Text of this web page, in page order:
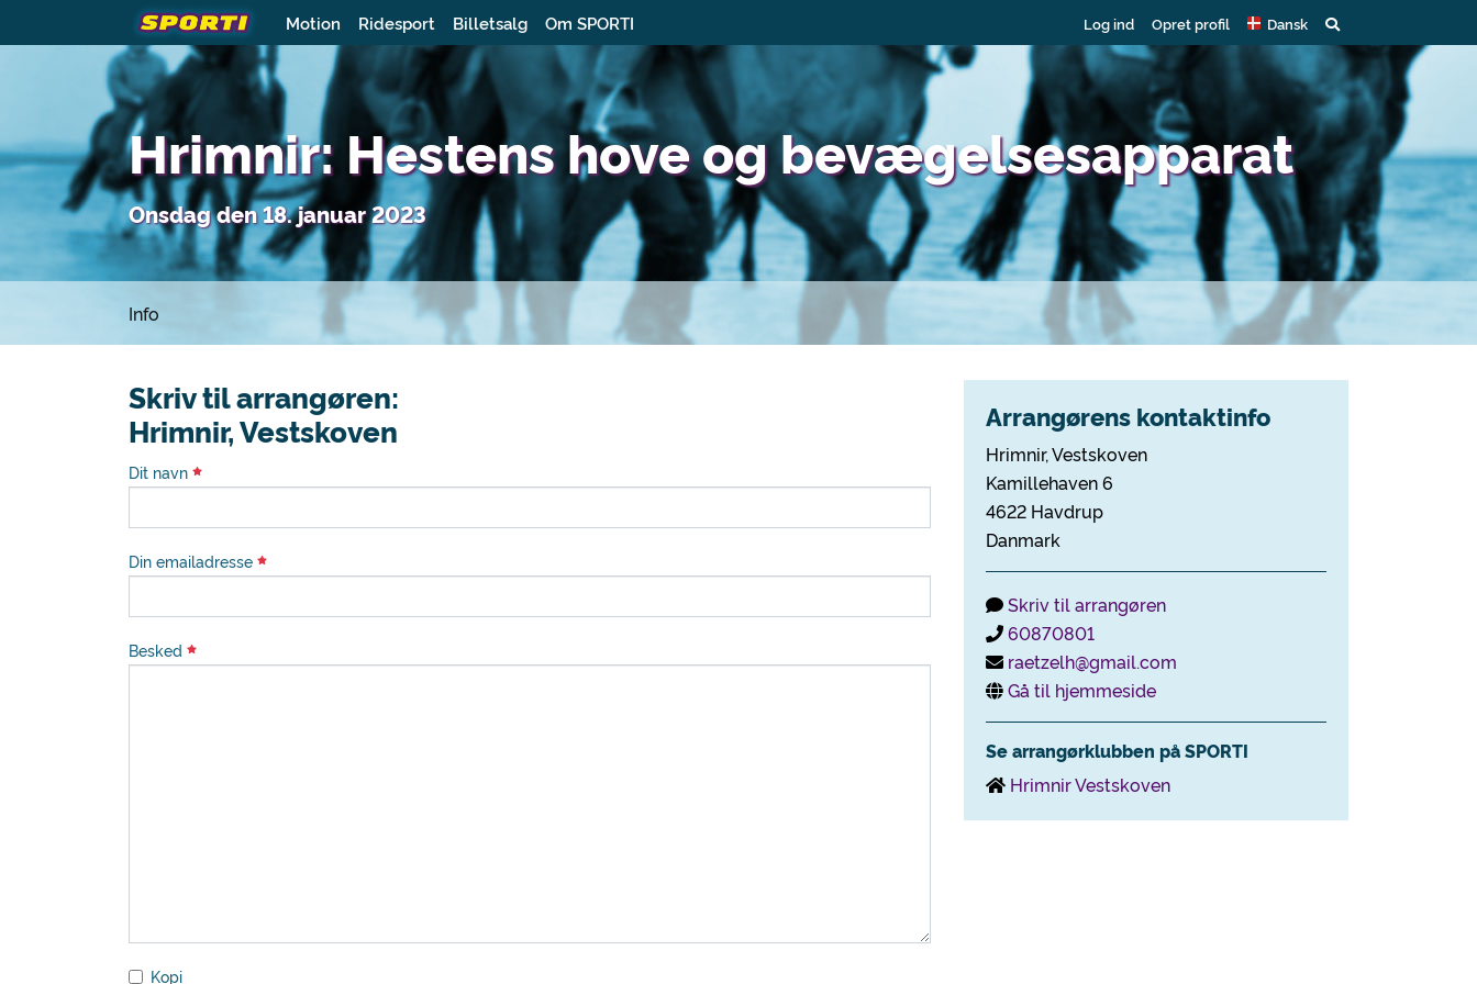
Motion Ridesport Billetsalg Om SPORTI Log ind Opret profil Dansk
Hrimnir: Hestens hove og bevægelsesapparat
Onsdag den 18. januar 2023
Info
Skriv til arrangøren:
Hrimnir, Vestskoven
Dit navn
Din emailadresse
Besked
Kopi
Arrangørens kontaktinfo
Hrimnir, Vestskoven
Kamillehaven 6
4622 Havdrup
Danmark
Skriv til arrangøren
60870801
raetzelh@gmail.com
Gå til hjemmeside
Se arrangørklubben på SPORTI
Hrimnir Vestskoven